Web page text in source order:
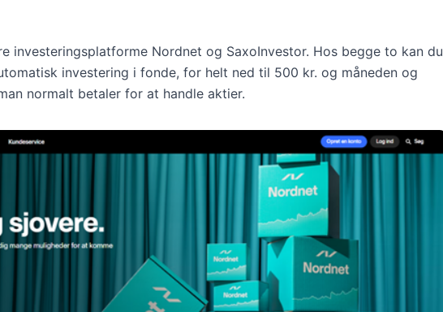
investeringsplatforme Nordnet og SaxoInvestor. Hos begge to kan du
investering i fonde, for helt ned til 500 kr. og måneden og
normalt betaler for at handle aktier.